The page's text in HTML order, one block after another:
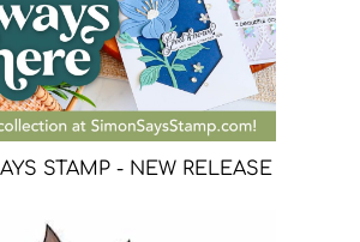
STAMP - NEW RELEASE